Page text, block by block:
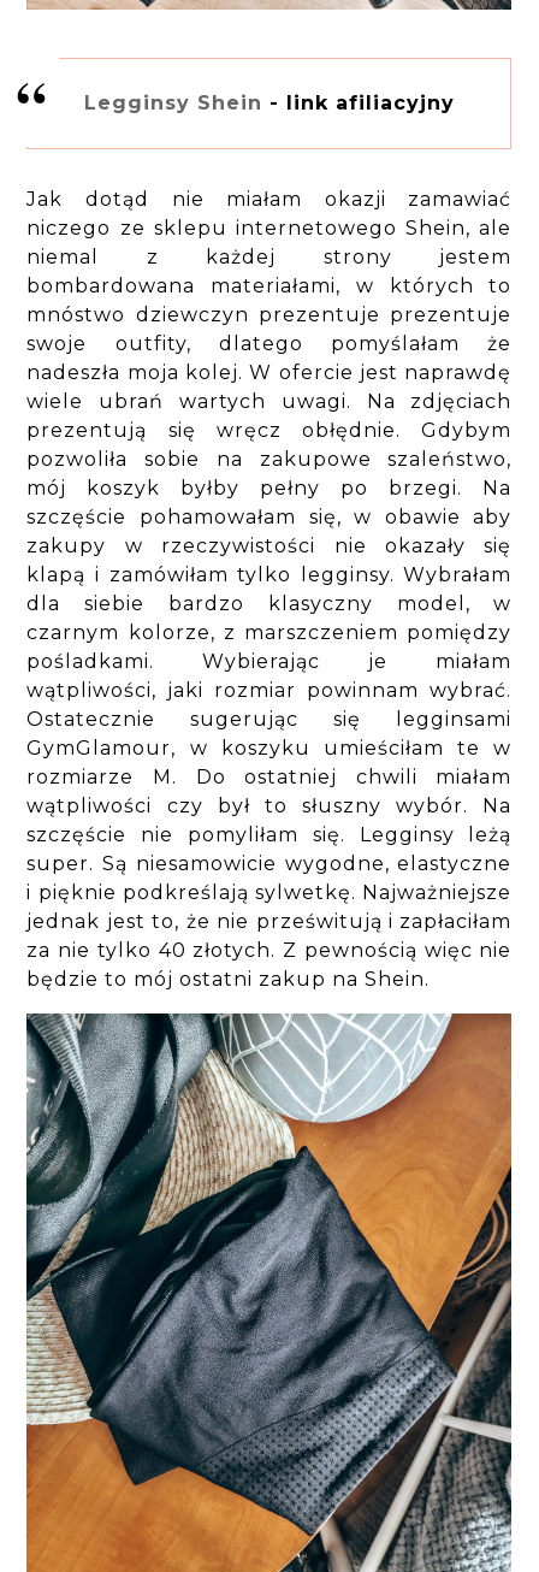
Legginsy Shein - link afiliacyjny
Jak dotąd nie miałam okazji zamawiać
niczego ze sklepu internetowego Shein, ale
niemal z każdej strony jestem
bombardowana materiałami, w których to
mnóstwo dziewczyn prezentuje prezentuje
swoje outfity, dlatego pomyślałam że
nadeszła moja kolej. W ofercie jest naprawdę
wiele ubrań wartych uwagi. Na zdjęciach
prezentują się wręcz obłędnie. Gdybym
pozwoliła sobie na zakupowe szaleństwo,
mój koszyk byłby pełny po brzegi. Na
szczęście pohamowałam się, w obawie aby
zakupy w rzeczywistości nie okazały się
klapą i zamówiłam tylko legginsy. Wybrałam
dla siebie bardzo klasyczny model, w
czarnym kolorze, z marszczeniem pomiędzy
pośladkami. Wybierając je miałam
wątpliwości, jaki rozmiar powinnam wybrać.
Ostatecznie sugerując się legginsami
GymGlamour, w koszyku umieściłam te w
rozmiarze M. Do ostatniej chwili miałam
wątpliwości czy był to słuszny wybór. Na
szczęście nie pomyliłam się. Legginsy leżą
super. Są niesamowicie wygodne, elastyczne
i pięknie podkreślają sylwetkę. Najważniejsze
jednak jest to, że nie prześwitują i zapłaciłam
za nie tylko 40 złotych. Z pewnością więc nie
będzie to mój ostatni zakup na Shein.